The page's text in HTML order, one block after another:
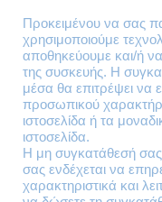
Τηλέφωνα
210 41 13 636
210 41 13 280
Διεύθυνση
Θηβών 220
Άγιος Ιωάννης
Προκειμένου να σας
χρησιμοποιούμε
αποθηκεύουμε και/ή
της συσκευής. Η
μέσα θα επιτρέψει να
προσωπικού
ιστοσελίδα ή τα
ιστοσελίδα.
Η μη συγκατάθεσή
σας ενδέχεται να
χαρακτηριστικά και